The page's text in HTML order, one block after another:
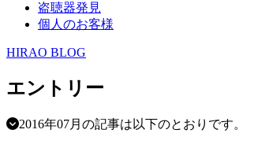
盗聴器発見
個人のお客様
HIRAO BLOG
エントリー
2016年07月の記事は以下のとおりです。